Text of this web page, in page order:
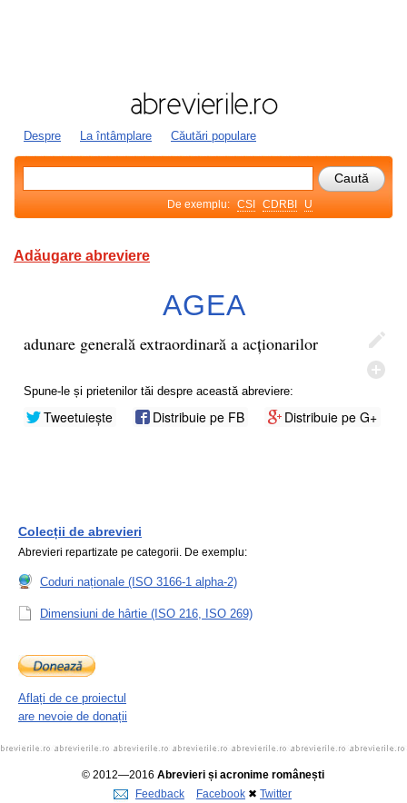
Despre La întâmplare Căutări populare
De exemplu: CSI CDRBI U
Adăugare abreviere
AGEA
adunare generală extraordinară a acționarilor
Spune-le și prietenilor tăi despre această abreviere:
Tweetuiește Distribuie pe FB Distribuie pe G+
Colecții de abrevieri
Abrevieri repartizate pe categorii. De exemplu:
Coduri naționale (ISO 3166-1 alpha-2)
Dimensiuni de hârtie (ISO 216, ISO 269)
Aflați de ce proiectul
are nevoie de donații
© 2012—2016 Abrevieri și acronime românești
Feedback
Facebook ✖ Twitter